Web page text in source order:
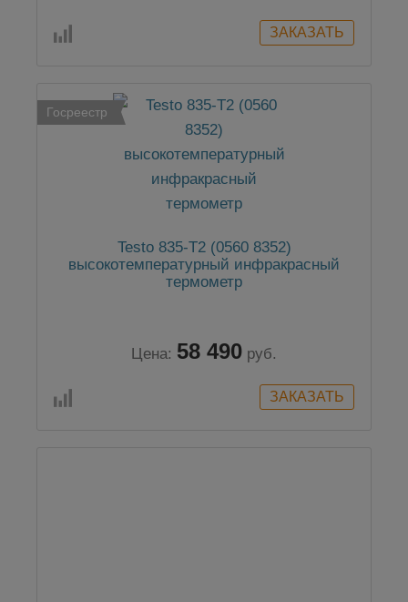
Госреестр
Testo 835-T2 (0560 8352)
высокотемпературный инфракрасный
термометр
Цена: 58 490 руб.